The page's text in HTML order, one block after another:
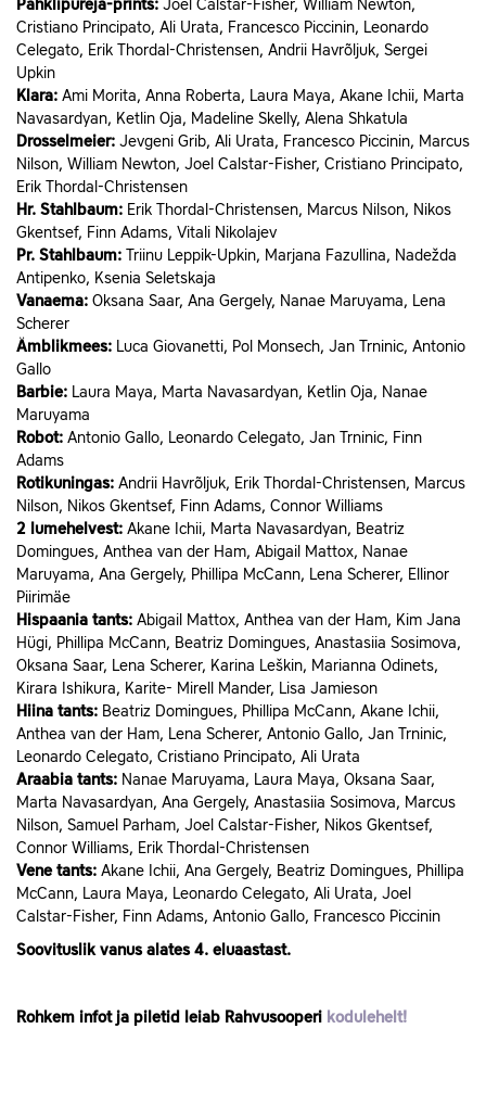
Pähklipureja-prints: Joel Calstar-Fisher, William Newton,
Cristiano Principato, Ali Urata, Francesco Piccinin, Leonardo
Celegato, Erik Thordal-Christensen, Andrii Havrõljuk, Sergei
Upkin
Klara: Ami Morita, Anna Roberta, Laura Maya, Akane Ichii, Marta
Navasardyan, Ketlin Oja, Madeline Skelly, Alena Shkatula
Drosselmeier: Jevgeni Grib, Ali Urata, Francesco Piccinin, Marcus
Nilson, William Newton, Joel Calstar-Fisher, Cristiano Principato,
Erik Thordal-Christensen
Hr. Stahlbaum: Erik Thordal-Christensen, Marcus Nilson, Nikos
Gkentsef, Finn Adams, Vitali Nikolajev
Pr. Stahlbaum: Triinu Leppik-Upkin, Marjana Fazullina, Nadežda
Antipenko, Ksenia Seletskaja
Vanaema: Oksana Saar, Ana Gergely, Nanae Maruyama, Lena
Scherer
Ämblikmees: Luca Giovanetti, Pol Monsech, Jan Trninic, Antonio
Gallo
Barbie: Laura Maya, Marta Navasardyan, Ketlin Oja, Nanae
Maruyama
Robot: Antonio Gallo, Leonardo Celegato, Jan Trninic, Finn
Adams
Rotikuningas: Andrii Havrõljuk, Erik Thordal-Christensen, Marcus
Nilson, Nikos Gkentsef, Finn Adams, Connor Williams
2 lumehelvest: Akane Ichii, Marta Navasardyan, Beatriz
Domingues, Anthea van der Ham, Abigail Mattox, Nanae
Maruyama, Ana Gergely, Phillipa McCann, Lena Scherer, Ellinor
Piirimäe
Hispaania tants: Abigail Mattox, Anthea van der Ham, Kim Jana
Hügi, Phillipa McCann, Beatriz Domingues, Anastasiia Sosimova,
Oksana Saar, Lena Scherer, Karina Leškin, Marianna Odinets,
Kirara Ishikura, Karite- Mirell Mander, Lisa Jamieson
Hiina tants: Beatriz Domingues, Phillipa McCann, Akane Ichii,
Anthea van der Ham, Lena Scherer, Antonio Gallo, Jan Trninic,
Leonardo Celegato, Cristiano Principato, Ali Urata
Araabia tants: Nanae Maruyama, Laura Maya, Oksana Saar,
Marta Navasardyan, Ana Gergely, Anastasiia Sosimova, Marcus
Nilson, Samuel Parham, Joel Calstar-Fisher, Nikos Gkentsef,
Connor Williams, Erik Thordal-Christensen
Vene tants: Akane Ichii, Ana Gergely, Beatriz Domingues, Phillipa
McCann, Laura Maya, Leonardo Celegato, Ali Urata, Joel
Calstar-Fisher, Finn Adams, Antonio Gallo, Francesco Piccinin
Soovituslik vanus alates 4. eluaastast.
Rohkem infot ja piletid leiab Rahvusooperi kodulehelt!